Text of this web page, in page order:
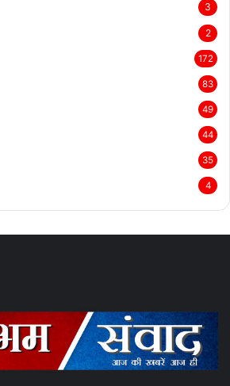
3
2
172
83
49
44
35
4